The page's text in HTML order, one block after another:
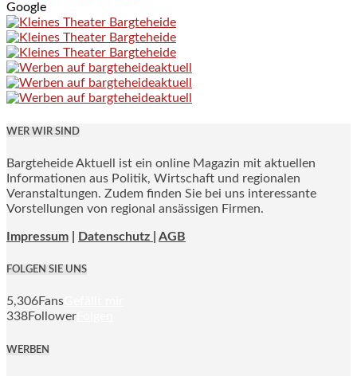
Google
WER WIR SIND
Bargteheide Aktuell ist ein online Magazin mit aktuellen
Informationen aus Politik, Wirtschaft und regionalen
Veranstaltungen. Zudem finden Sie bei uns interessante
Vorstellungen von regional ansässigen Firmen.
Impressum Datenschutz | AGB
FOLGEN SIE UNS
5,306Fans
338Follower
WERBEN